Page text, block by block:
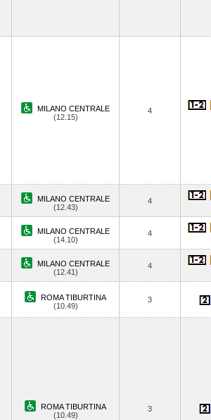
MILANO CENTRALE
(12.15)
4
MILANO CENTRALE
(12.43)
4
MILANO CENTRALE
(14.10)
4
MILANO CENTRALE
(12.41)
4
ROMA TIBURTINA
(10.49)
3
ROMA TIBURTINA
(10.49)
3